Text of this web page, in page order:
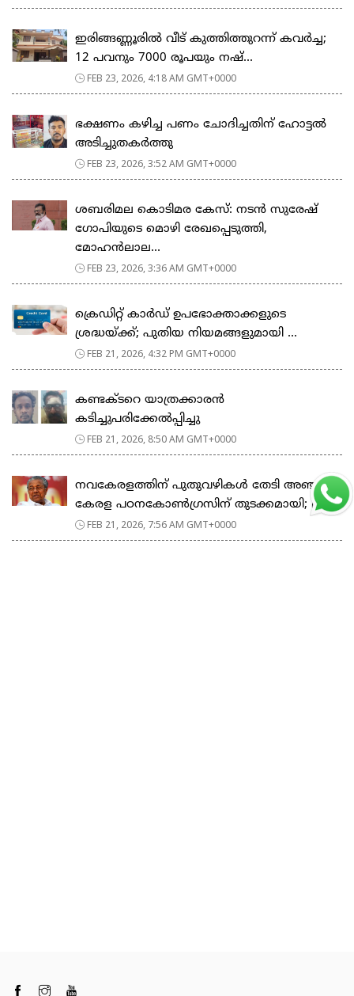
ഇരിങ്ങണ്ണൂരിൽ വീട് കുത്തിത്തുറന്ന് കവർച്ച;
12 പവനും 7000 രൂപയും നഷ്...
FEB 23, 2026, 4:18 AM GMT+0000
ഭക്ഷണം കഴിച്ച പണം ചോദിച്ചതിന് ഹോട്ടൽ
അടിച്ചുതകർത്തു
FEB 23, 2026, 3:52 AM GMT+0000
ശബരിമല കൊടിമര കേസ്: നടൻ സുരേഷ്
ഗോപിയുടെ മൊഴി രേഖപ്പെടുത്തി,
മോഹൻലാല...
FEB 23, 2026, 3:36 AM GMT+0000
ക്രെഡിറ്റ് കാർഡ് ഉപഭോക്താക്കളുടെ
ശ്രദ്ധയ്ക്ക്; പുതിയ നിയമങ്ങളുമായി ...
FEB 21, 2026, 4:32 PM GMT+0000
കണ്ടക്ടറെ യാത്രക്കാരൻ
കടിച്ചുപരിക്കേൽപ്പിച്ചു
FEB 21, 2026, 8:50 AM GMT+0000
നവകേരളത്തിന് പുതുവഴികൾ തേടി അഞ്ചാം
കേരള പഠനകോൺഗ്രസിന് തുടക്കമായി; മ...
FEB 21, 2026, 7:56 AM GMT+0000